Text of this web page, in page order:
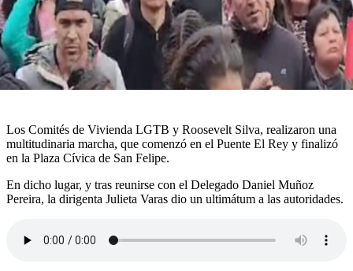
Los Comités de Vivienda LGTB y Roosevelt Silva, realizaron una
multitudinaria marcha, que comenzó en el Puente El Rey y finalizó
en la Plaza Cívica de San Felipe.
En dicho lugar, y tras reunirse con el Delegado Daniel Muñoz
Pereira, la dirigenta Julieta Varas dio un ultimátum a las autoridades.